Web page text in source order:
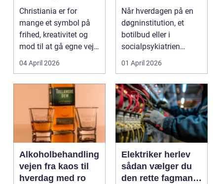
ét
Christiania er for
mange et symbol på
frihed, kreativitet og
mod til at gå egne veje.
Den samme ånd ...
04 April 2026
du den rette hjælp
Når hverdagen på en
døgninstitution, et
botilbud eller i
socialpsykiatrien
pludselig ændrer sig,
01 April 2026
Alkoholbehandling
vejen fra kaos til
hverdag med ro
Elektriker herlev
sådan vælger du
den rette fagmand